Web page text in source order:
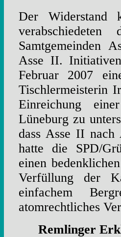
Der
Samtgemeinden
Asse II.
Februar 2007
Tischlermeisterin
Einreichung
Lüneburg zu
dass Asse II
hatte die SPD/
einen
Verfüllung der
einfachem
atomrechtliches
Remlinger